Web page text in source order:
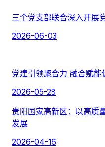
三个党支部联合深入开展
2026-06-03
党建引领聚合力 融合赋能
2026-05-28
贵阳国家高新区：以高质
发展
2026-04-16